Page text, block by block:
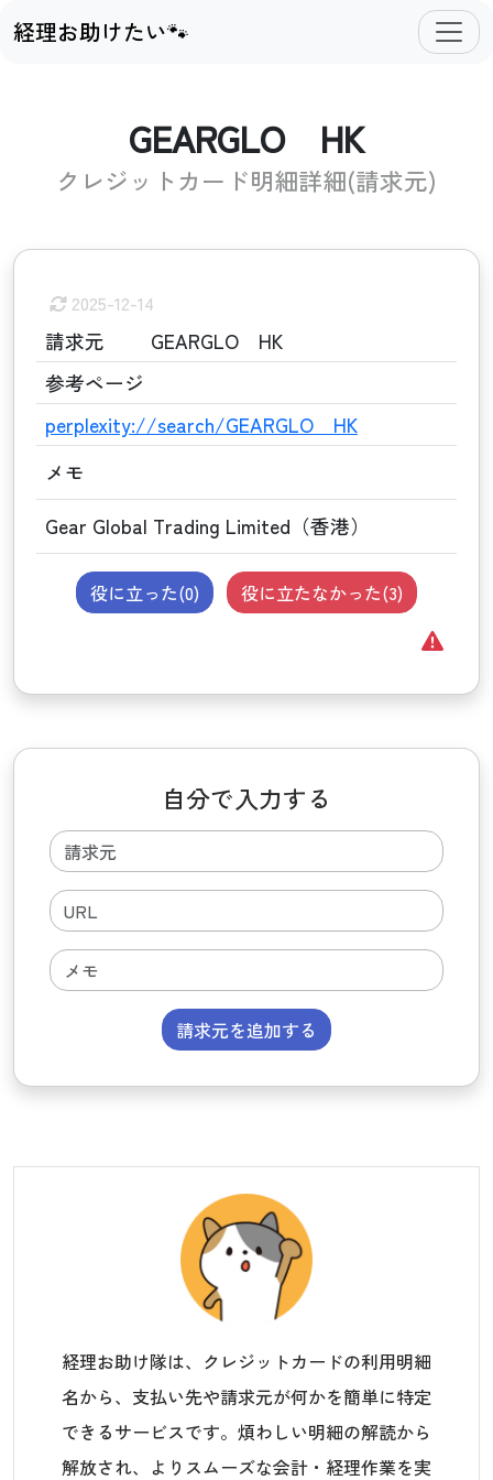
経理お助けたい🐾
GEARGLO HK
クレジットカード明細詳細(請求元)
2025-12-14
請求元
GEARGLO HK
参考ページ
perplexity://search/GEARGLO HK
メモ
Gear Global Trading Limited（香港）
役に立った(0) 役に立たなかった(3)
自分で入力する
請求元を追加する
経理お助け隊は、クレジットカードの利用明細
名から、支払い先や請求元が何かを簡単に特定
できるサービスです。煩わしい明細の解読から
解放され、よりスムーズな会計・経理作業を実